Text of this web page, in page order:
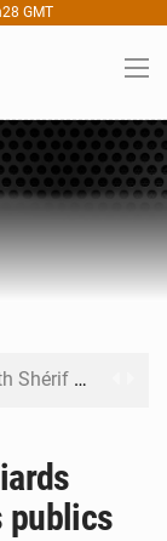
GMT
Zinder : Élisabeth Shérif visite l’école Birni Garçon
publics